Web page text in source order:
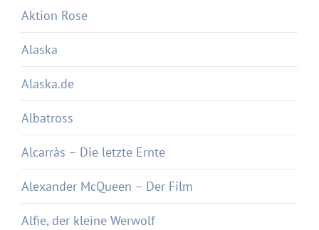
Aktion Rose
Alaska
Alaska.de
Albatross
Alcarràs – Die letzte Ernte
Alexander McQueen – Der Film
Alfie, der kleine Werwolf